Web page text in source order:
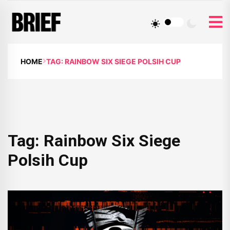
HOME TAG: RAINBOW SIX SIEGE POLSIH CUP
Tag: Rainbow Six Siege
Polsih Cup